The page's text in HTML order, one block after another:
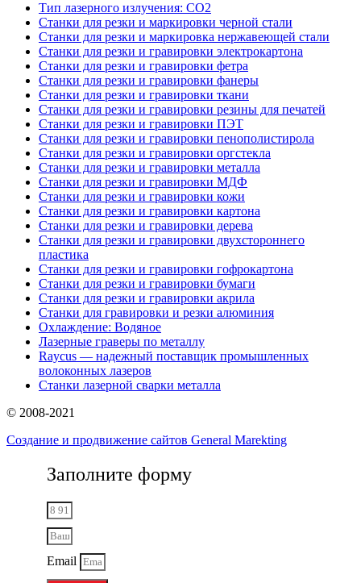
Тип лазерного излучения: СО2
Станки для резки и маркировки черной стали
Станки для резки и маркировка нержавеющей стали
Станки для резки и гравировки электрокартона
Станки для резки и гравировки фетра
Станки для резки и гравировки фанеры
Станки для резки и гравировки ткани
Станки для резки и гравировки резины для печатей
Станки для резки и гравировки ПЭТ
Станки для резки и гравировки пенополистирола
Станки для резки и гравировки оргстекла
Станки для резки и гравировки металла
Станки для резки и гравировки МДФ
Станки для резки и гравировки кожи
Станки для резки и гравировки картона
Станки для резки и гравировки дерева
Станки для резки и гравировки двухстороннего
пластика
Станки для резки и гравировки гофрокартона
Станки для резки и гравировки бумаги
Станки для резки и гравировки акрила
Станки для гравировки и резки алюминия
Охлаждение: Водяное
Лазерные граверы по металлу
Raycus — надежный поставщик промышленных
волоконных лазеров
Cтанки лазерной сварки металла
© 2008-2021
Создание и продвижение сайтов General Marekting
Заполните форму
Email